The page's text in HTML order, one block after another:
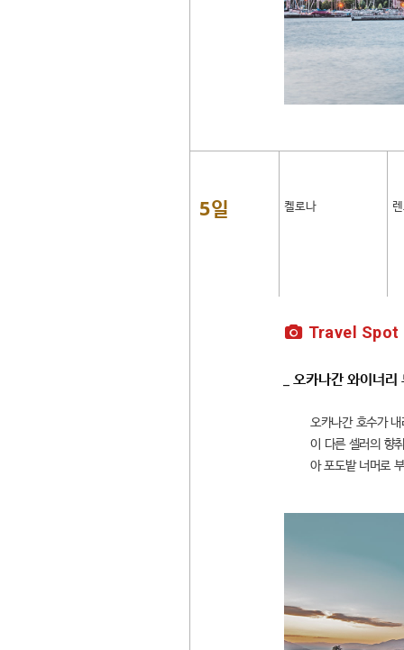
5일 켈로나
Travel Spot
_ 오카나간 와이너리
오카나간 호수가
이 다른 셀러의 향
아 포도밭 너머로